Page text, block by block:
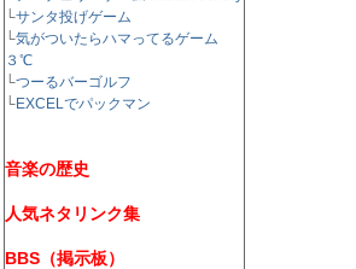
└サンタ投げゲーム
└気がついたらハマってるゲーム
３℃
└つーるバーゴルフ
└EXCELでパックマン
音楽の歴史
人気ネタリンク集
BBS（掲示板）